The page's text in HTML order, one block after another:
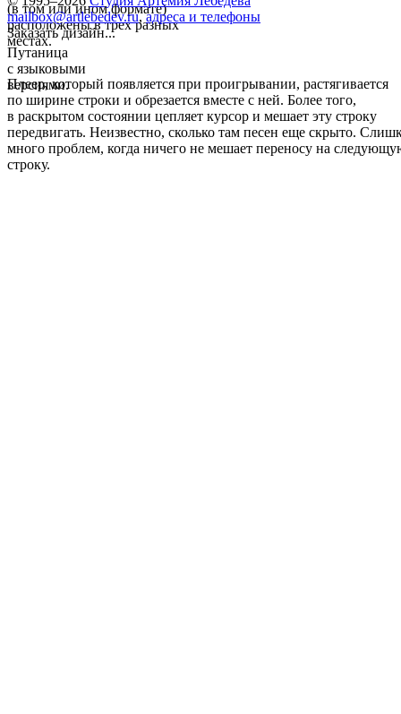
(в том или ином формате)
расположены в трех разных
местах.
Путаница
с языковыми
версиями.
Плеер, который появляется при проигрывании, растягивается
по ширине строки и обрезается вместе с ней. Более того,
в раскрытом состоянии цепляет курсор и мешает эту строку
передвигать. Неизвестно, сколько там песен еще скрыто.
много проблем, когда ничего не мешает переносу на
строку.
mailbox@artlebedev.ru, адреса и телефоны
Заказать дизайн...